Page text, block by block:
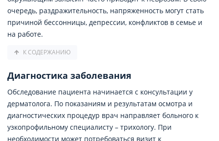
очередь, раздражительность, напряженность могут стать
причиной бессонницы, депрессии, конфликтов в семье и
на работе.
К СОДЕРЖАНИЮ
Диагностика заболевания
Обследование пациента начинается с консультации у
дерматолога. По показаниям и результатам осмотра и
диагностических процедур врач направляет больного к
узкопрофильному специалисту – трихологу. При
необходимости может потребоваться визит к